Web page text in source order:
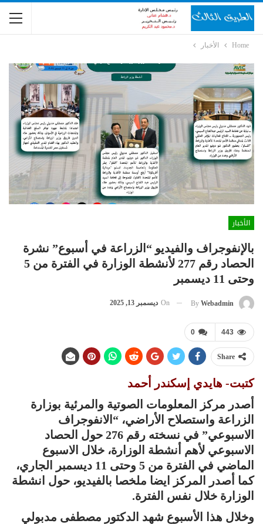
Home الأخبار
الأخبار
بالإنفوجراف والفيديو “الزراعة في أسبوع” نشرة
الحصاد رقم 277 لأنشطة الوزارة في الفترة من 5
وحتى 11 ديسمبر
By Webadmin
On ديسمبر 13, 2025
0 443
Share
كتبت- هايدي إسكندر أحمد
أصدر مركز المعلومات الصوتية والمرئية بوزارة
الزراعة واستصلاح الأراضي، “الانفوجراف
الاسبوعي” في نسخته رقم 276 حول الحصاد
الاسبوعي لأهم أنشطة الوزارة، خلال الاسبوع
الماضي في الفترة من 5 وحتى 11 ديسمبر الجاري،
كما أصدر المركز ايضا ملخصا بالفيديو، حول انشطة
الوزارة خلال نفس الفترة.
وخلال هذا الأسبوع شهد الدكتور مصطفى مدبولي